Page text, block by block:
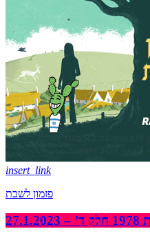
insert_link
פזמון לשבת